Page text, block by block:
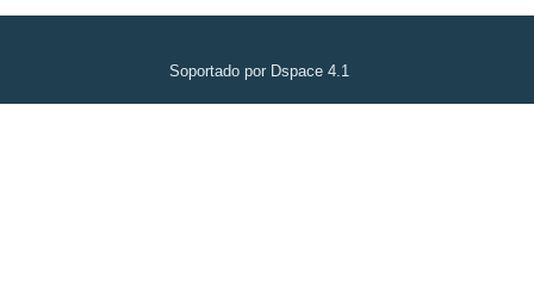
Soportado por Dspace 4.1